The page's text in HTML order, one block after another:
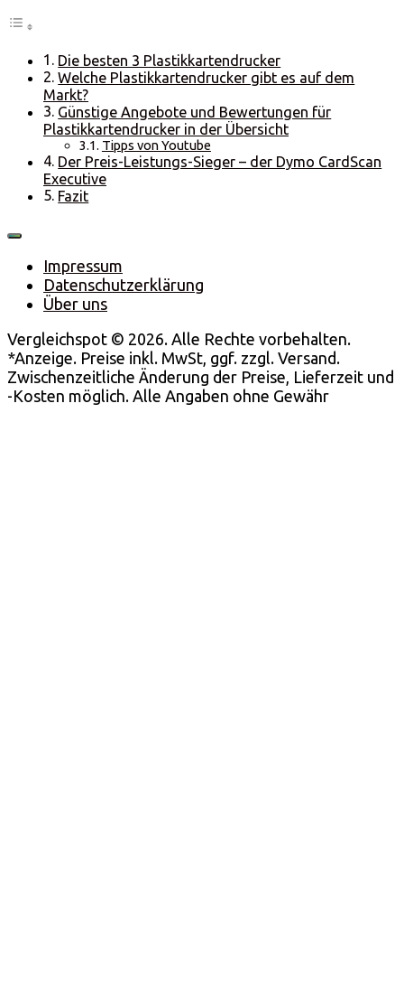
Die besten 3 Plastikkartendrucker
Welche Plastikkartendrucker gibt es auf dem
Markt?
Günstige Angebote und Bewertungen für
Plastikkartendrucker in der Übersicht
Tipps von Youtube
Der Preis-Leistungs-Sieger – der Dymo CardScan
Executive
Fazit
Impressum
Datenschutzerklärung
Über uns
Vergleichspot © 2026. Alle Rechte vorbehalten.
*Anzeige. Preise inkl. MwSt, ggf. zzgl. Versand.
Zwischenzeitliche Änderung der Preise, Lieferzeit und
-Kosten möglich. Alle Angaben ohne Gewähr